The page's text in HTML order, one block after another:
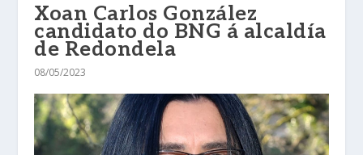
Xoan Carlos González
candidato do BNG á alcaldía
de Redondela
08/05/2023